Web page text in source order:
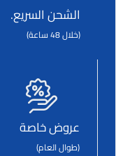
الشحن السريع.
(خلال 48 ساعة)
عروض خاصة
(طوال العام)